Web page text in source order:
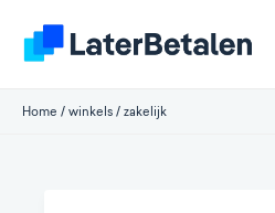
Home / winkels / zakelijk